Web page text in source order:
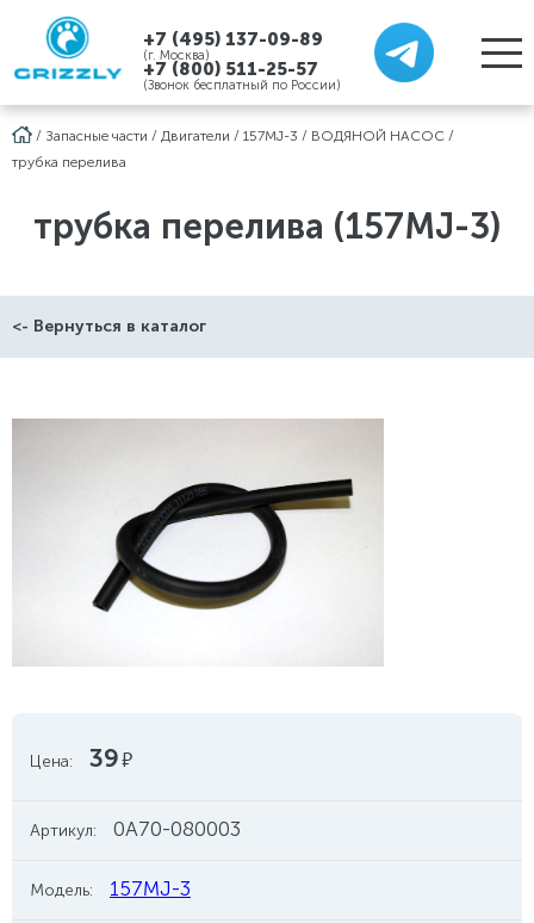
+7 (495) 137-09-89
(г. Москва)
+7 (800) 511-25-57
(Звонок бесплатный по России)
/ Запасные части / Двигатели / 157MJ-3 / ВОДЯНОЙ НАСОС /
трубка перелива
трубка перелива (157MJ-3)
<- Вернуться в каталог
Цена: 39руб.
Артикул: 0A70-080003
Модель: 157MJ-3